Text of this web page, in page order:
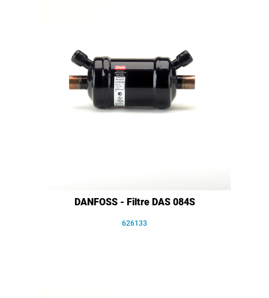
DANFOSS - Filtre DAS 084S
626133